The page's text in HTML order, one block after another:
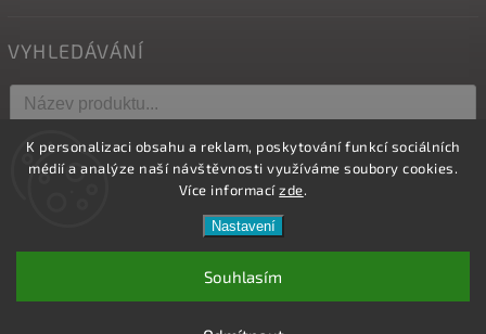
K personalizaci obsahu a reklam, poskytování funkcí sociálních
médií a analýze naší návštěvnosti využíváme soubory cookies.
Více informacízde.
Nastavení
Souhlasím
VYHLEDÁVÁNÍ
Hledat
Vyrábíme hřebíky. Všechna práva vyhrazena.